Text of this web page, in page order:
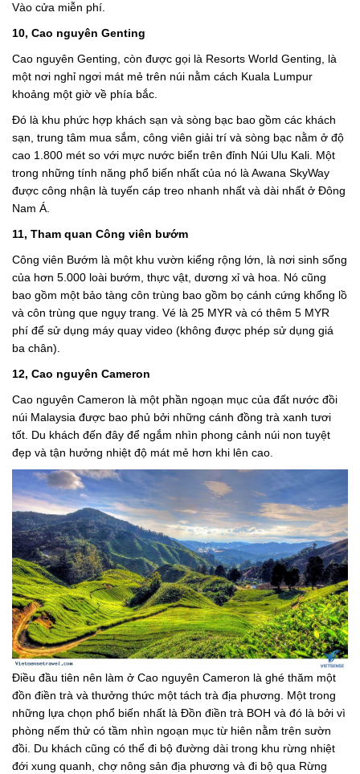
Vào cửa miễn phí.
10, Cao nguyên Genting
Cao nguyên Genting, còn được gọi là Resorts World Genting, là
một nơi nghỉ ngơi mát mẻ trên núi nằm cách Kuala Lumpur
khoảng một giờ về phía bắc.
Đó là khu phức hợp khách sạn và sòng bạc bao gồm các khách
sạn, trung tâm mua sắm, công viên giải trí và sòng bạc nằm ở độ
cao 1.800 mét so với mực nước biển trên đỉnh Núi Ulu Kali. Một
trong những tính năng phổ biến nhất của nó là Awana SkyWay
được công nhận là tuyến cáp treo nhanh nhất và dài nhất ở Đông
Nam Á.
11, Tham quan Công viên bướm
Công viên Bướm là một khu vườn kiểng rộng lớn, là nơi sinh sống
của hơn 5.000 loài bướm, thực vật, dương xỉ và hoa. Nó cũng
bao gồm một bảo tàng côn trùng bao gồm bọ cánh cứng khổng lồ
và côn trùng que ngụy trang. Vé là 25 MYR và có thêm 5 MYR
phí để sử dụng máy quay video (không được phép sử dụng giá
ba chân).
12, Cao nguyên Cameron
Cao nguyên Cameron là một phần ngoạn mục của đất nước đồi
núi Malaysia được bao phủ bởi những cánh đồng trà xanh tươi
tốt. Du khách đến đây để ngắm nhìn phong cảnh núi non tuyệt
đẹp và tận hưởng nhiệt độ mát mẻ hơn khi lên cao.
Điều đầu tiên nên làm ở Cao nguyên Cameron là ghé thăm một
đồn điền trà và thưởng thức một tách trà địa phương. Một trong
những lựa chọn phổ biến nhất là Đồn điền trà BOH và đó là bởi vì
phòng nếm thử có tầm nhìn ngoạn mục từ hiên nằm trên sườn
đồi. Du khách cũng có thể đi bộ đường dài trong khu rừng nhiệt
đới xung quanh, chợ nông sản địa phương và đi bộ qua Rừng